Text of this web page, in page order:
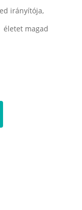
irányítója,
magad